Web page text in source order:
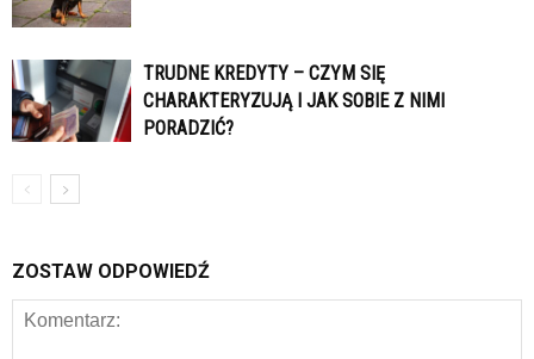
TRUDNE KREDYTY – CZYM SIĘ
CHARAKTERYZUJĄ I JAK SOBIE Z NIMI
PORADZIĆ?
ZOSTAW ODPOWIEDŹ